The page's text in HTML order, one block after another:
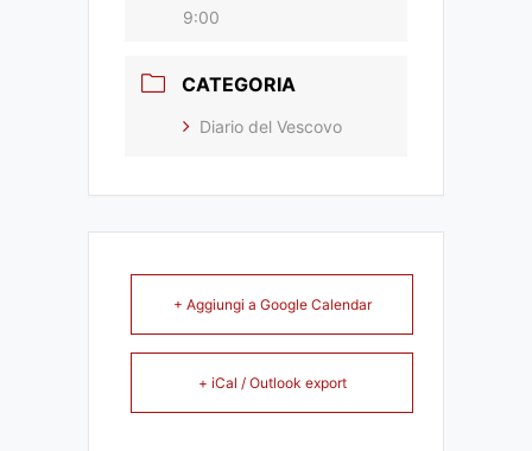
9:00
CATEGORIA
Diario del Vescovo
+ Aggiungi a Google Calendar
+ iCal / Outlook export